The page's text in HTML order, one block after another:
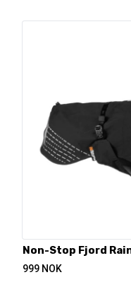
Non-Stop Fjord
999 NOK